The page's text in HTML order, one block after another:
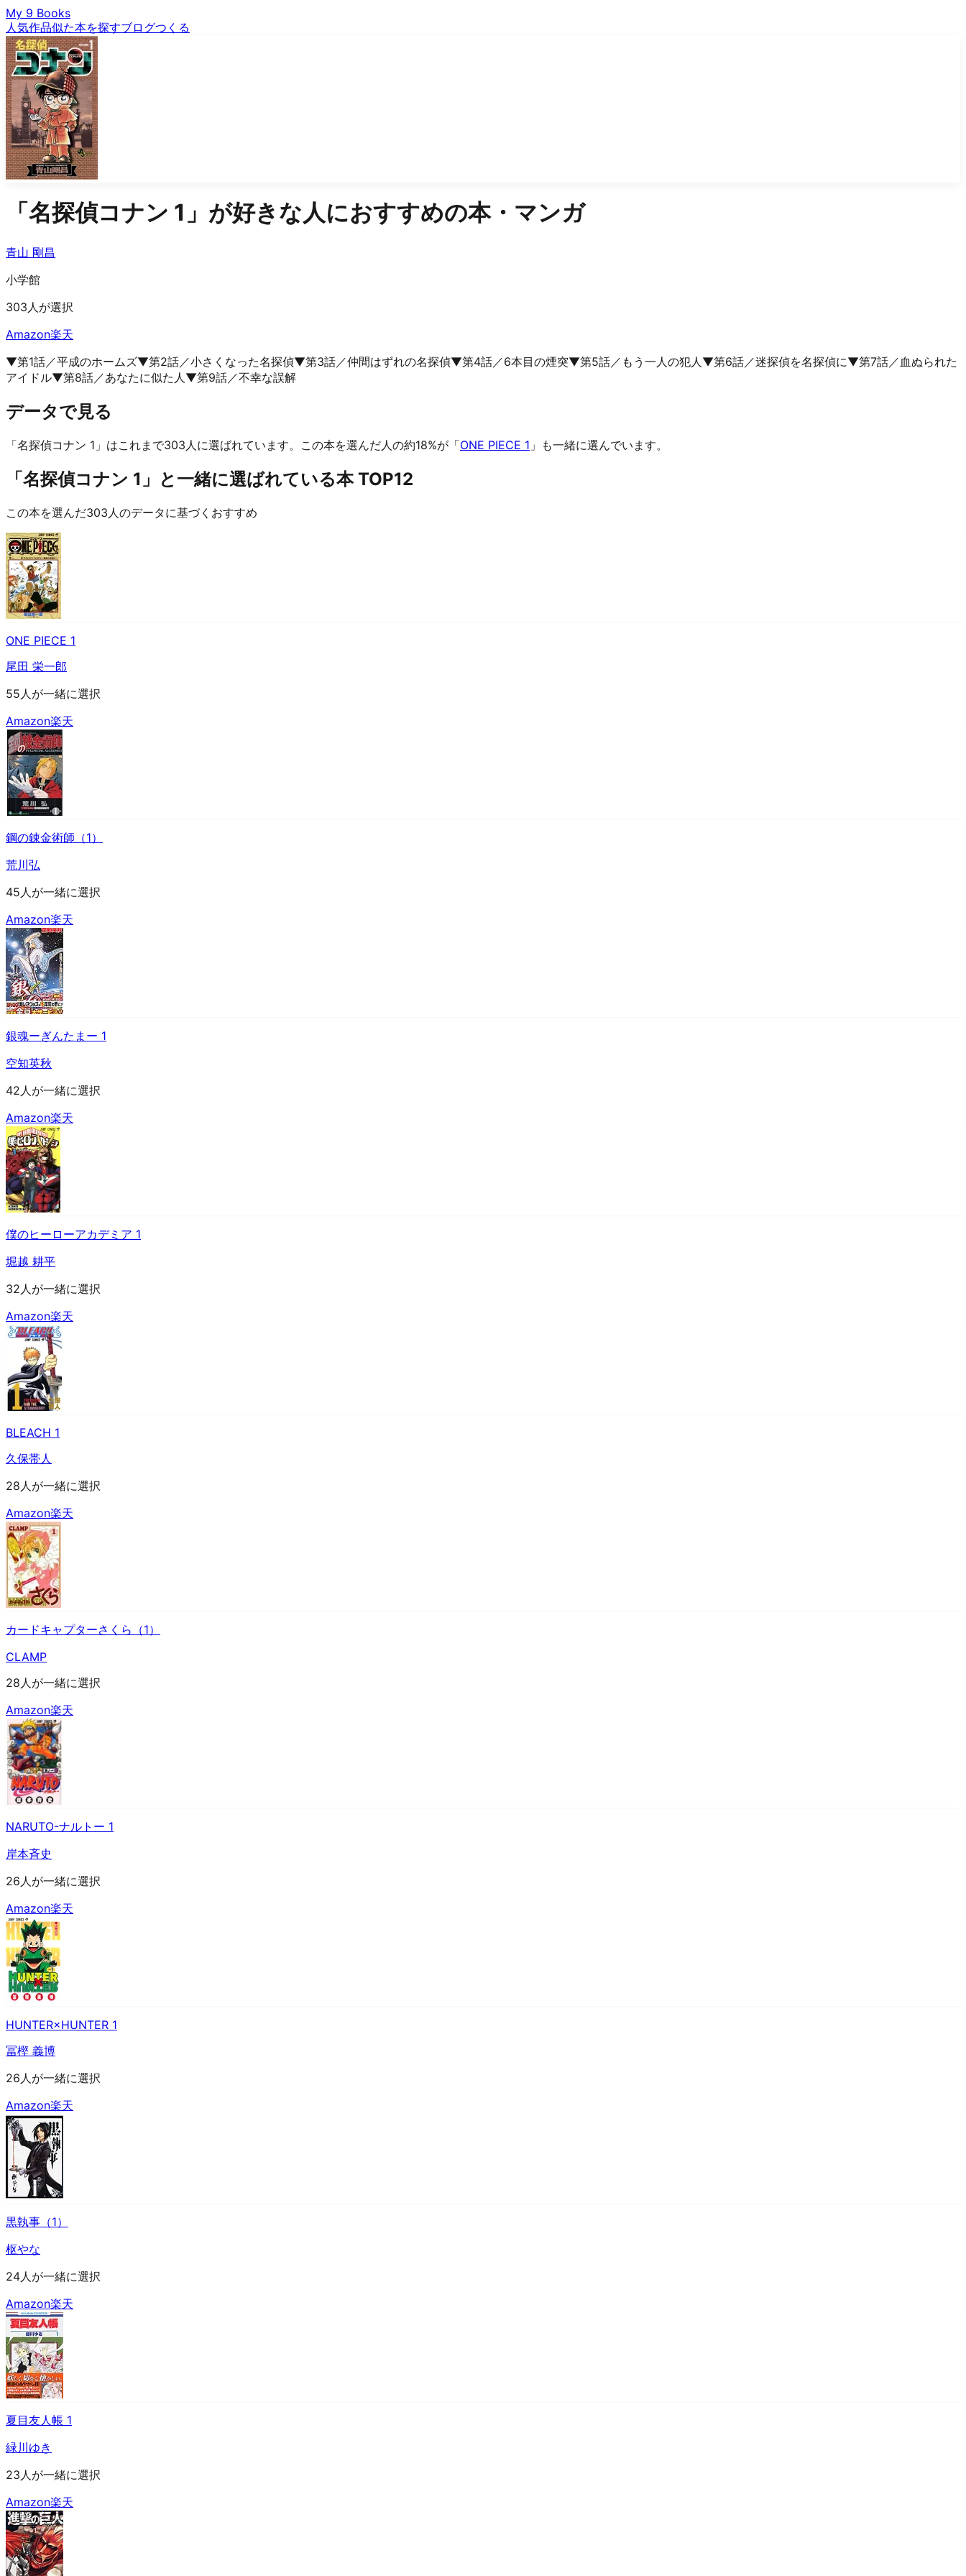
My 9 Books
人気作品似た本を探すブログつくる
「名探偵コナン 1 」が好きな人におすすめの本・マンガ
青山 剛昌
小学館
303人が選択
Amazon楽天
▼第1話／平成のホームズ▼第2話／小さくなった名探偵▼第3話／仲間はずれの名探偵▼第4話／6本目の煙突▼第5話／もう一人の犯人▼第6話／迷探偵を名探偵に▼第7話／血ぬられた
アイドル▼第8話／あなたに似た人▼第9話／不幸な誤解
データで見る
「名探偵コナン 1」はこれまで303人に選ばれています。 この本を選んだ人の約18%が「ONE PIECE 1 」も一緒に選んでいます。
「名探偵コナン 1」と一緒に選ばれている本 TOP12
この本を選んだ303人のデータに基づくおすすめ
ONE PIECE 1
尾田 栄一郎
55人が一緒に選択
Amazon楽天
鋼の錬金術師（1）
荒川弘
45人が一緒に選択
Amazon楽天
銀魂ーぎんたまー 1
空知英秋
42人が一緒に選択
Amazon楽天
僕のヒーローアカデミア 1
堀越 耕平
32人が一緒に選択
Amazon楽天
BLEACH 1
久保帯人
28人が一緒に選択
Amazon楽天
カードキャプターさくら（1）
CLAMP
28人が一緒に選択
Amazon楽天
NARUTO-ナルトー 1
岸本斉史
26人が一緒に選択
Amazon楽天
HUNTER×HUNTER 1
冨樫 義博
26人が一緒に選択
Amazon楽天
黒執事（1）
枢やな
24人が一緒に選択
Amazon楽天
夏目友人帳 1
緑川ゆき
23人が一緒に選択
Amazon楽天